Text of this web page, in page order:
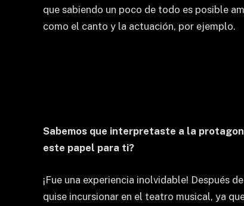
que sabiendo un poco de todo es posible
como el canto y la actuación, por ejemplo.
Sabemos que interpretaste a la
este papel para ti?
¡Fue una experiencia inolvidable! Después
quise incursionar en el teatro musical, ya